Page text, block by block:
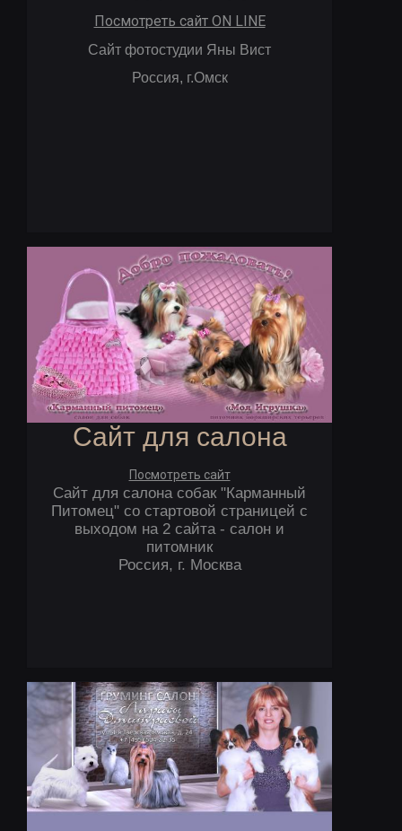
Посмотреть сайт ON LINE
Сайт фотостудии Яны Вист
Россия, г.Омск
Сайт для салона
Посмотреть сайт
Сайт для салона собак "Карманный
Питомец" со стартовой страницей с
выходом на 2 сайта - салон и
питомник
Россия, г. Москва